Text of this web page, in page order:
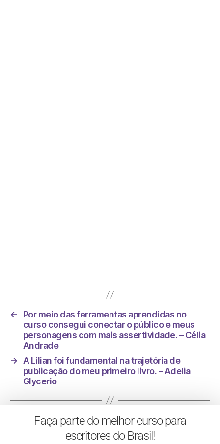
←
Por meio das ferramentas aprendidas no
curso consegui conectar o público e meus
personagens com mais assertividade. – Célia
Andrade
→
A Lilian foi fundamental na trajetória de
publicação do meu primeiro livro. – Adelia
Glycerio
Faça parte do melhor curso para
escritores do Brasil!